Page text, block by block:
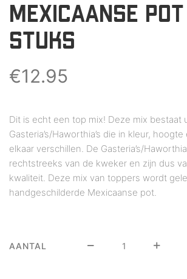
MEXICAANSE
STUKS
€12.95
Dit is echt een top mix! Deze mix bestaat
Gasteria’s/Haworthia’s die in kleur,
elkaar verschillen. De Gasteria’s/
rechtstreeks van de kweker en zijn dus
kwaliteit. Deze mix van toppers wordt
handgeschilderde Mexicaanse pot.
AANTAL